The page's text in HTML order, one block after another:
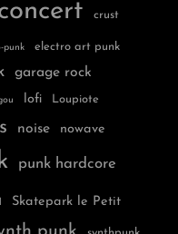
crust
punk electro art punk
garage rock
lofi Loupiote
noise nowave
punk hardcore
Skatepark le Petit